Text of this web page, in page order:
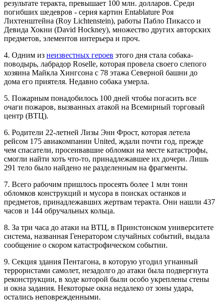
результате теракта, превышает 100 млн. долларов. Среди
погибших шедевров - серия картин Entablature Роя
Лихтенштейна (Roy Lichtenstein), работы Пабло Пикассо и
Девида Хокни (David Hockney), множество других авторских
предметов, элементов интерьера и проч.
4. Одним из неизвестных героев этого дня стала собака-
поводырь, лабрадор Roselle, которая провела своего слепого
хозяина Майкла Хингсона с 78 этажа Северной башни до
дома его приятеля. Недавно собака умерла.
5. Пожарным понадобилось 100 дней чтобы погасить все
очаги пожаров, вызванных атакой на Всемирный торговый
центр (ВТЦ).
6. Родители 22-летней Лизы Энн Фрост, которая летела
рейсом 175 авиакомпании United, ждали почти год, прежде
чем спасатели, просеивавшие обломки на месте катастрофы,
смогли найти хоть что-то, принадлежавшее их дочери. Лишь
291 тело было найдено не разделенным на фрагменты.
7. Всего рабочим пришлось просеять более 1 млн тонн
обломков конструкций и мусора в поисках останков и
предметов, принадлежавших жертвам теракта. Они нашли 437
часов и 144 обручальных кольца.
8. За три часа до атаки на ВТЦ, в Принстонском университете
система, названная Генератором случайных событий, выдала
сообщение о скором катастрофическом событии.
9. Секция здания Пентагона, в которую угодил угнанный
террористами самолет, незадолго до атаки была подвергнута
реконструкции, в ходе которой были особо укреплены стены
и окна задания. Некоторые окна недалеко от зоны удара,
остались неповрежденными.